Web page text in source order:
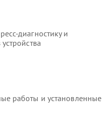
диагностику и
работы и установленные